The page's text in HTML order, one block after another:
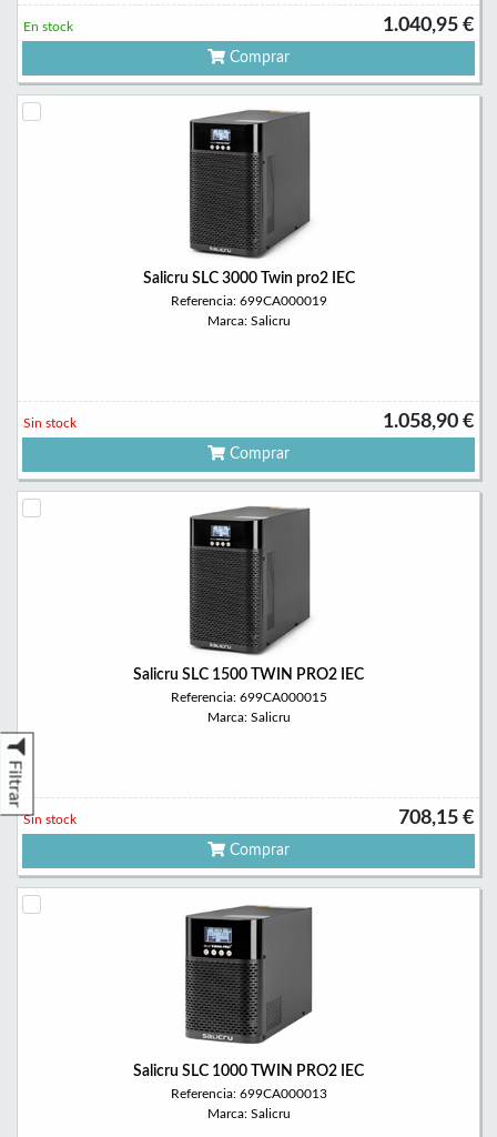
Filtrar
1.040,95 €
En stock
Comprar
Salicru SLC 3000 Twin pro2 IEC
Referencia: 699CA000019
Marca: Salicru
1.058,90 €
Sin stock
Comprar
Salicru SLC 1500 TWIN PRO2 IEC
Referencia: 699CA000015
Marca: Salicru
708,15 €
Sin stock
Comprar
Salicru SLC 1000 TWIN PRO2 IEC
Referencia: 699CA000013
Marca: Salicru